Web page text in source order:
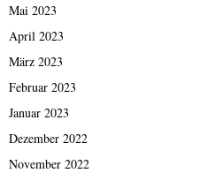
Mai 2023
April 2023
März 2023
Februar 2023
Januar 2023
Dezember 2022
November 2022